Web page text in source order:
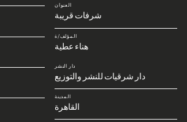
العنوان
شرفات قريبة
المؤلف/ة
هناء عطية
دار النشر
دار شرقيات للنشر والتوزيع
المدينة
القاهرة